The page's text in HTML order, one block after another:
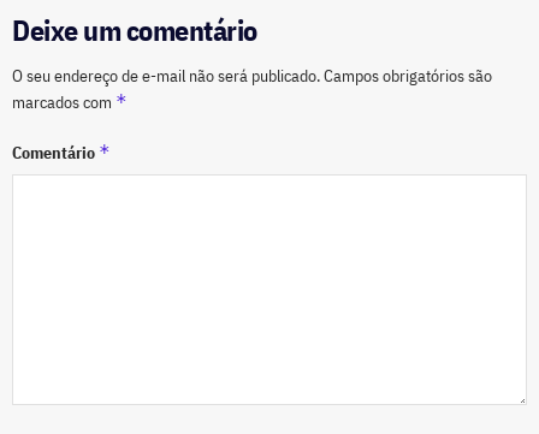
Deixe um comentário
O seu endereço de e-mail não será publicado.Campos obrigatórios são
marcados com *
Comentário *